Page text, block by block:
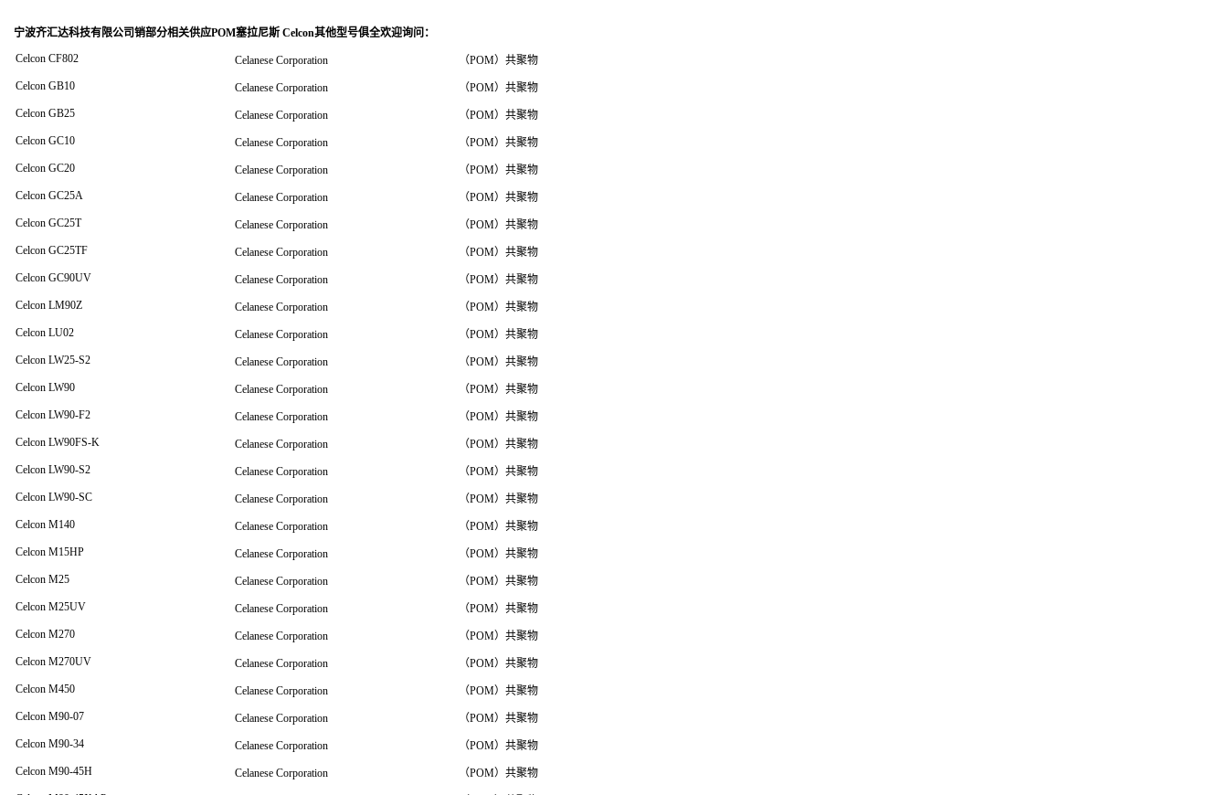
宁波齐汇达科技有限公司销部分相关供应POM塞拉尼斯 Celcon其他型号俱全欢迎询问 ：
Celcon CF802
Celanese Corporation
（POM）共聚物
Celcon GB10
Celanese Corporation
（POM）共聚物
Celcon GB25
Celanese Corporation
（POM）共聚物
Celcon GC10
Celanese Corporation
（POM）共聚物
Celcon GC20
Celanese Corporation
（POM）共聚物
Celcon GC25A
Celanese Corporation
（POM）共聚物
Celcon GC25T
Celanese Corporation
（POM）共聚物
Celcon GC25TF
Celanese Corporation
（POM）共聚物
Celcon GC90UV
Celanese Corporation
（POM）共聚物
Celcon LM90Z
Celanese Corporation
（POM）共聚物
Celcon LU02
Celanese Corporation
（POM）共聚物
Celcon LW25-S2
Celanese Corporation
（POM）共聚物
Celcon LW90
Celanese Corporation
（POM）共聚物
Celcon LW90-F2
Celanese Corporation
（POM）共聚物
Celcon LW90FS-K
Celanese Corporation
（POM）共聚物
Celcon LW90-S2
Celanese Corporation
（POM）共聚物
Celcon LW90-SC
Celanese Corporation
（POM）共聚物
Celcon M140
Celanese Corporation
（POM）共聚物
Celcon M15HP
Celanese Corporation
（POM）共聚物
Celcon M25
Celanese Corporation
（POM）共聚物
Celcon M25UV
Celanese Corporation
（POM）共聚物
Celcon M270
Celanese Corporation
（POM）共聚物
Celcon M270UV
Celanese Corporation
（POM）共聚物
Celcon M450
Celanese Corporation
（POM）共聚物
Celcon M90-07
Celanese Corporation
（POM）共聚物
Celcon M90-34
Celanese Corporation
（POM）共聚物
Celcon M90-45H
Celanese Corporation
（POM）共聚物